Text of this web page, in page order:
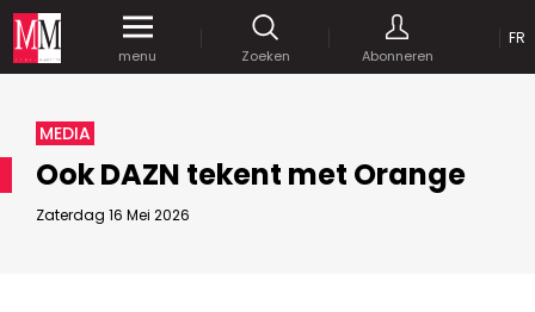
menu Zoeken Abonneren
FR
MEDIA
Ook DAZN tekent met Orange
Zaterdag 16 Mei 2026
JE WACHTWOORD VERSTUREN
OP
MARCOM WORLD SRL
Mix Brussels - Vorstlaan 25 bus 5
1160 Brussels - Belgïe
Krijg gedurende een maand gratistoegang